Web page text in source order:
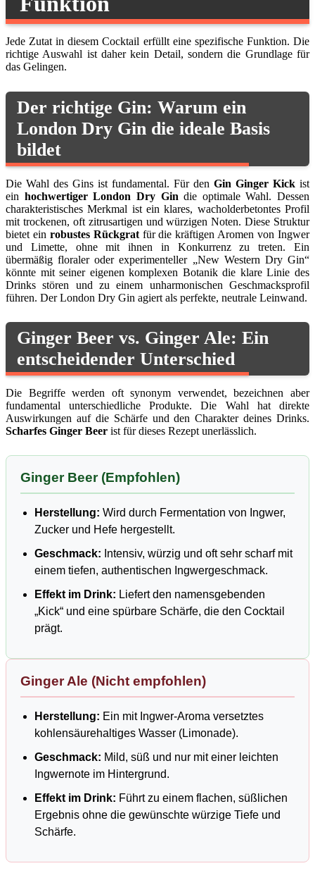
Jede Zutat in diesem Cocktail erfüllt eine spezifische Funktion. Die
richtige Auswahl ist daher kein Detail, sondern die Grundlage für
das Gelingen.
Der richtige Gin: Warum ein
London Dry Gin die ideale Basis
bildet
Die Wahl des Gins ist fundamental. Für den Gin Ginger Kick ist
ein hochwertiger London Dry Gin die optimale Wahl. Dessen
charakteristisches Merkmal ist ein klares, wacholderbetontes Profil
mit trockenen, oft zitrusartigen und würzigen Noten. Diese Struktur
bietet ein robustes Rückgratfür die kräftigen Aromen von Ingwer
und Limette, ohne mit ihnen in Konkurrenz zu treten. Ein
übermäßig floraler oder experimenteller „New Western Dry Gin“
könnte mit seiner eigenen komplexen Botanik die klare Linie des
Drinks stören und zu einem unharmonischen Geschmacksprofil
führen. Der London Dry Gin agiert als perfekte, neutrale Leinwand.
Ginger Beer vs. Ginger Ale: Ein
entscheidender Unterschied
Die Begriffe werden oft synonym verwendet, bezeichnen aber
fundamental unterschiedliche Produkte. Die Wahl hat direkte
Auswirkungen auf die Schärfe und den Charakter deines Drinks.
Scharfes Ginger Beer ist für dieses Rezept unerlässlich.
Ginger Beer (Empfohlen)
Herstellung: Wird durch Fermentation von Ingwer,
Zucker und Hefe hergestellt.
Geschmack: Intensiv, würzig und oft sehr scharf mit
einem tiefen, authentischen Ingwergeschmack.
Effekt im Drink: Liefert den namensgebenden
„Kick“ und eine spürbare Schärfe, die den Cocktail
prägt.
Ginger Ale (Nicht empfohlen)
Herstellung: Ein mit Ingwer-Aroma versetztes
kohlensäurehaltiges Wasser (Limonade).
Geschmack: Mild, süß und nur mit einer leichten
Ingwernote im Hintergrund.
Effekt im Drink: Führt zu einem flachen, süßlichen
Ergebnis ohne die gewünschte würzige Tiefe und
Schärfe.